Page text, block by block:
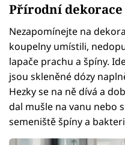
Přírodní dekorace
Nezapomínejte na
koupelny umístili,
lapače prachu a špíny.
jsou skleněné dózy
Hezky se na ně dívá a
dal mušle na vanu nebo
semeniště špíny a